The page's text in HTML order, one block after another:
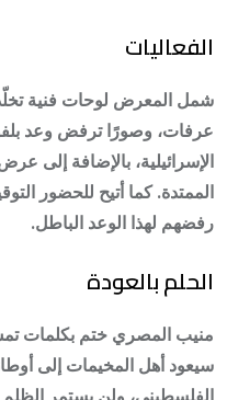
الفعاليات
شمل المعرض لوحات فنية
عرفات، وصورًا ترفض وعد
الإسرائيلية، بالإضافة إلى
الممتدة. كما أتيح للحضور
رفضهم لهذا الوعد الباطل.
الحلم بالعودة
سيعود أهل المخيمات إلى
الفلسطيني، ولن يستمر الظلم